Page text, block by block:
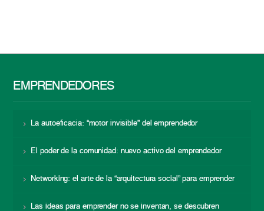
EMPRENDEDORES
La autoeficacia: “motor invisible” del emprendedor
El poder de la comunidad: nuevo activo del emprendedor
Networking: el arte de la “arquitectura social” para emprender
Las ideas para emprender no se inventan, se descubren